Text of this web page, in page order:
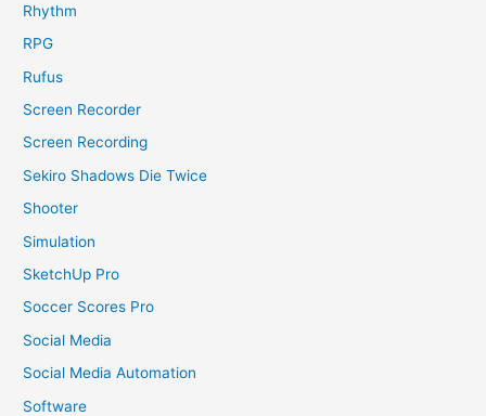
Rhythm
RPG
Rufus
Screen Recorder
Screen Recording
Sekiro Shadows Die Twice
Shooter
Simulation
SketchUp Pro
Soccer Scores Pro
Social Media
Social Media Automation
Software